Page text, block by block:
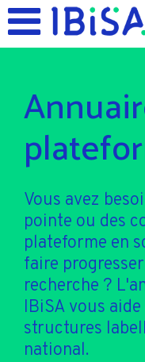
Vous avez
pointe ou des
plateforme en
faire
recherche ?
IBiSA vous
structures
national.